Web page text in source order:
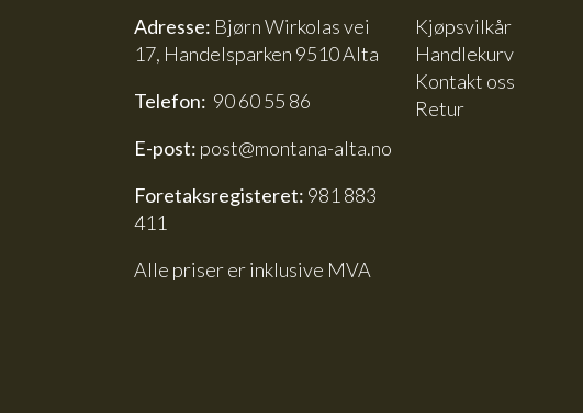
Adresse: Bjørn Wirkolas vei
17, Handelsparken 9510 Alta
Telefon: 90 60 55 86
E-post: post@montana-alta.no
Foretaksregisteret: 981 883
411
Alle priser er inklusive MVA
Kjøpsvilkår
Handlekurv
Kontakt oss
Retur